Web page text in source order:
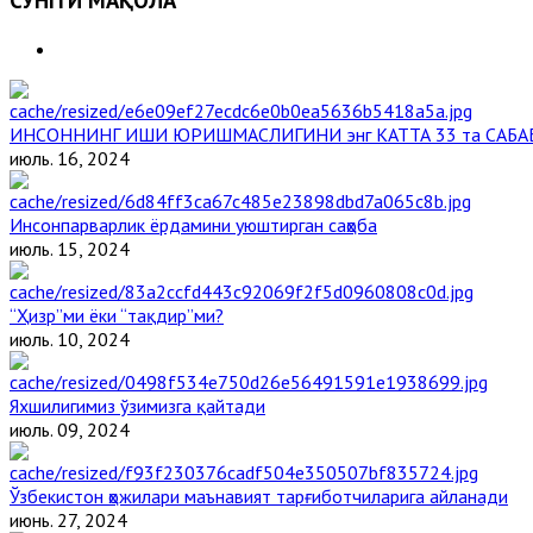
ИНСОННИНГ ИШИ ЮРИШМАСЛИГИНИ энг КАТТА 33 та
июль. 16, 2024
Инсонпарварлик ёрдамини уюштирган саҳоба
июль. 15, 2024
“Ҳизр”ми ёки “тақдир”ми?
июль. 10, 2024
Яхшилигимиз ўзимизга қайтади
июль. 09, 2024
Ўзбекистон ҳожилари маънавият тарғиботчиларига айланади
июнь. 27, 2024